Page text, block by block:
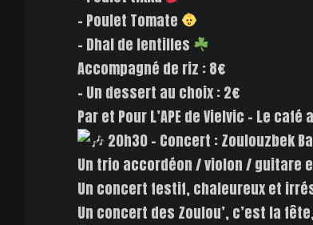
– Poulet Tomate
– Dhal de lentilles
Accompagné de riz : 8€
– Un dessert au choix : 2€
Par et Pour L’APE de Vielvic – Le
20h30 – Concert : Zoulouzbek
Un trio accordéon / violon / guitare
Un concert festif, chaleureux et
Un concert des Zoulou’, c’est la